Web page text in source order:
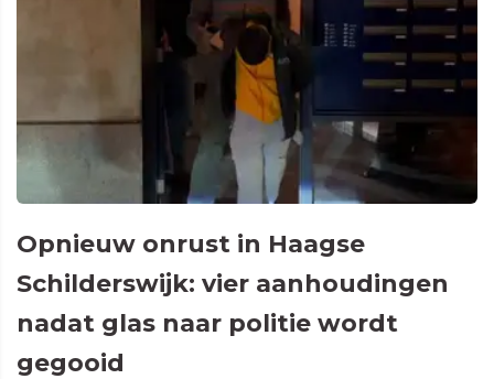
Opnieuw onrust in Haagse
Schilderswijk: vier aanhoudingen
nadat glas naar politie wordt
gegooid